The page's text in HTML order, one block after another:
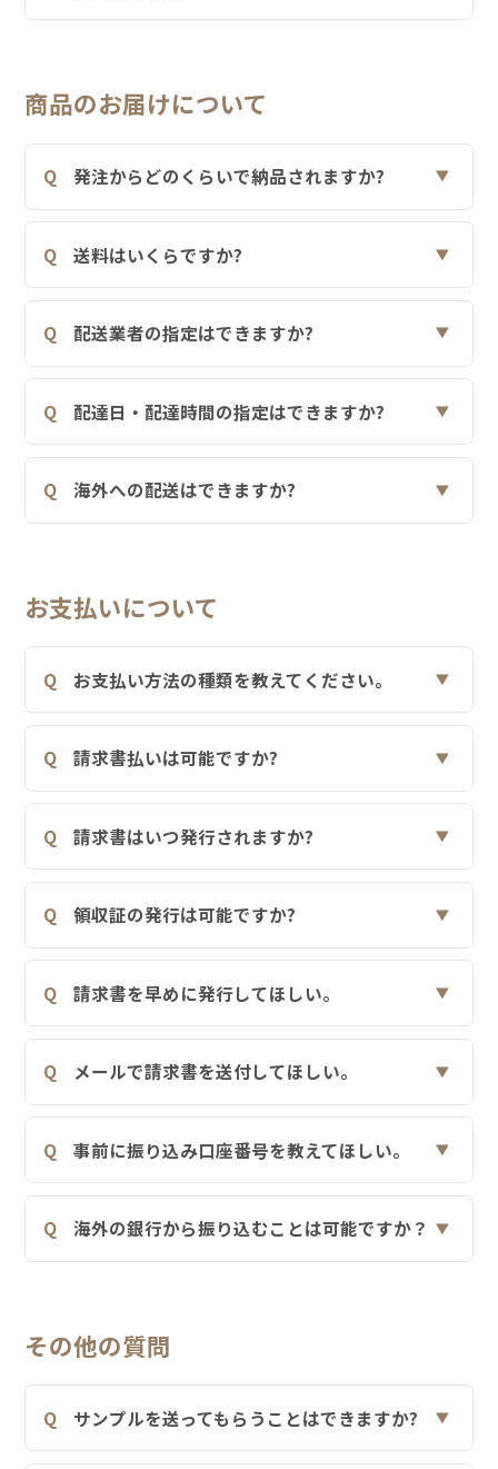
商品のお届けについて
発注からどのくらいで納品されますか?
送料はいくらですか?
配送業者の指定はできますか?
配達日・配達時間の指定はできますか?
海外への配送はできますか?
お支払いについて
お支払い方法の種類を教えてください。
請求書払いは可能ですか?
請求書はいつ発行されますか?
領収証の発行は可能ですか?
請求書を早めに発行してほしい。
メールで請求書を送付してほしい。
事前に振り込み口座番号を教えてほしい。
海外の銀行から振り込むことは可能ですか？
その他の質問
サンプルを送ってもらうことはできますか?